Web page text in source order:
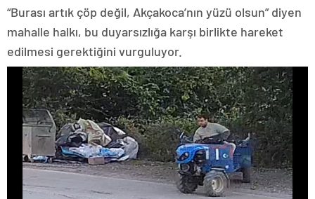
“Burası artık çöp değil, Akçakoca’nın yüzü olsun” diyen
mahalle halkı, bu duyarsızlığa karşı birlikte hareket
edilmesi gerektiğini vurguluyor.